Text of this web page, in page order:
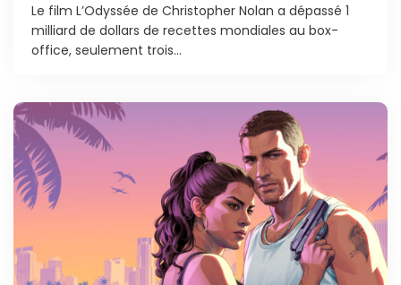
Le film L’Odyssée de Christopher Nolan a dépassé 1
milliard de dollars de recettes mondiales au box-
office, seulement trois...